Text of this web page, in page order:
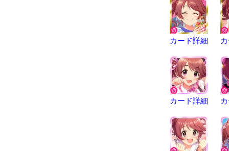
カード詳細
カード詳細